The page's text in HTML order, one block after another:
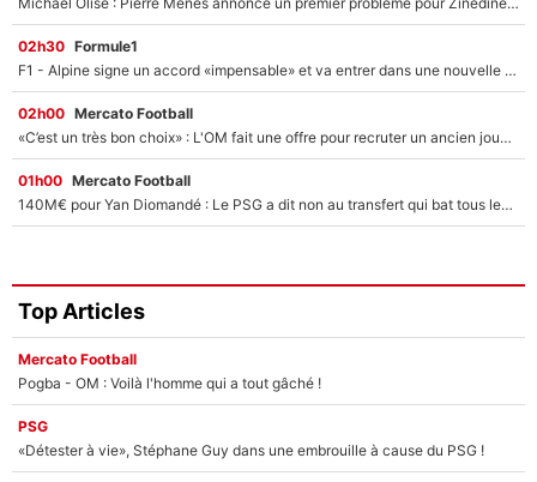
02h30 Formule1
F1 - Alpine signe un accord «impensable» et va entrer dans une nouvelle dimension : Grande nouvelle pour Pierre Gasly !
02h00 Mercato Football
«C’est un très bon choix» : L'OM fait une offre pour recruter un ancien joueur du PSG... et c'est validé dans l'After Foot !
01h00 Mercato Football
140M€ pour Yan Diomandé : Le PSG a dit non au transfert qui bat tous les records sur le mercato
Top Articles
Mercato Football
Pogba - OM : Voilà l'homme qui a tout gâché !
PSG
«Détester à vie», Stéphane Guy dans une embrouille à cause du PSG !